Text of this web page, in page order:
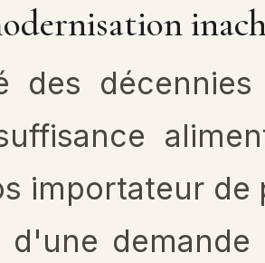
des
importateur de
d'une